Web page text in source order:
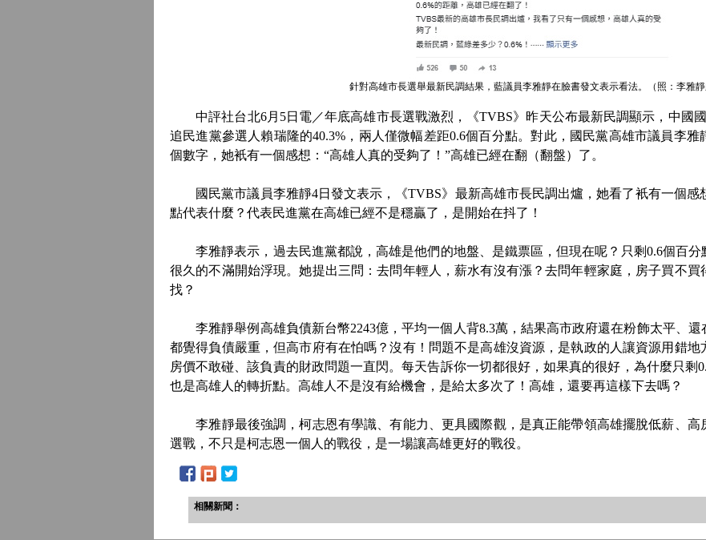
針對高雄市長選舉最新民調結果，藍議員李雅靜在臉書發文表示看法。（照：李雅靜
中評社台北6月5日電／年底高雄市長選戰激烈，《TVBS》昨天公布最新民調顯示，中國國
追民進黨參選人賴瑞隆的40.3%，兩人僅微幅差距0.6個百分點。對此，國民黨高雄市議員李
個數字，她衹有一個感想：“高雄人真的受夠了！”高雄已經在翻（翻盤）了。
國民黨市議員李雅靜4日發文表示，《TVBS》最新高雄市長民調出爐，她看了衹有一個感
點代表什麼？代表民進黨在高雄已經不是穩贏了，是開始在抖了！
李雅靜表示，過去民進黨都說，高雄是他們的地盤、是鐵票區，但現在呢？只剩0.6個百分
很久的不滿開始浮現。她提出三問：去問年輕人，薪水有沒有漲？去問年輕家庭，房子買不
找？
李雅靜舉例高雄負債新台幣2243億，平均一個人背8.3萬，結果高市政府還在粉飾太平、還
都覺得負債嚴重，但高市府有在怕嗎？沒有！問題不是高雄沒資源，是執政的人讓資源用錯
房價不敢碰、該負責的財政問題一直閃。每天告訴你一切都很好，如果真的很好，為什麼只剩
也是高雄人的轉折點。高雄人不是沒有給機會，是給太多次了！高雄，還要再這樣下去嗎？
李雅靜最後強調，柯志恩有學識、有能力、更具國際觀，是真正能帶領高雄擺脫低薪、高
選戰，不只是柯志恩一個人的戰役，是一場讓高雄更好的戰役。
相關新聞：